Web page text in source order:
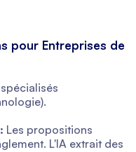
pour Entreprises de
Les propositions
L'IA extrait des